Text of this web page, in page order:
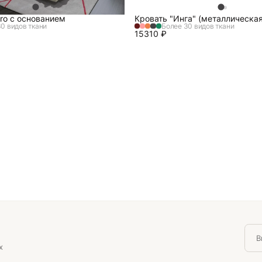
c основанием
видов ткани
Кровать "Инга"
Более 30 видов ткани
15310 ₽